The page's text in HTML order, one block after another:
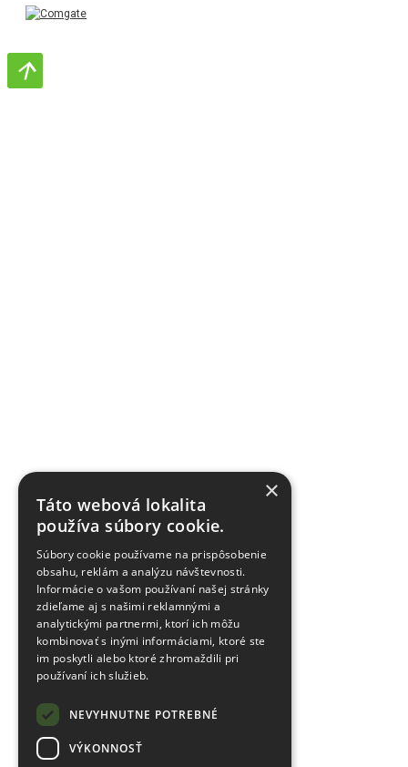
×
Táto webová lokalita
používa súbory cookie.
Súbory cookie používame na prispôsobenie
obsahu, reklám a analýzu návštevnosti.
Informácie o vašom používaní našej stránky
zdieľame aj s našimi reklamnými a
analytickými partnermi, ktorí ich môžu
kombinovať s inými informáciami, ktoré ste
im poskytli alebo ktoré zhromaždili pri
používaní ich služieb.
NEVYHNUTNE POTREBNÉ
VÝKONNOSŤ